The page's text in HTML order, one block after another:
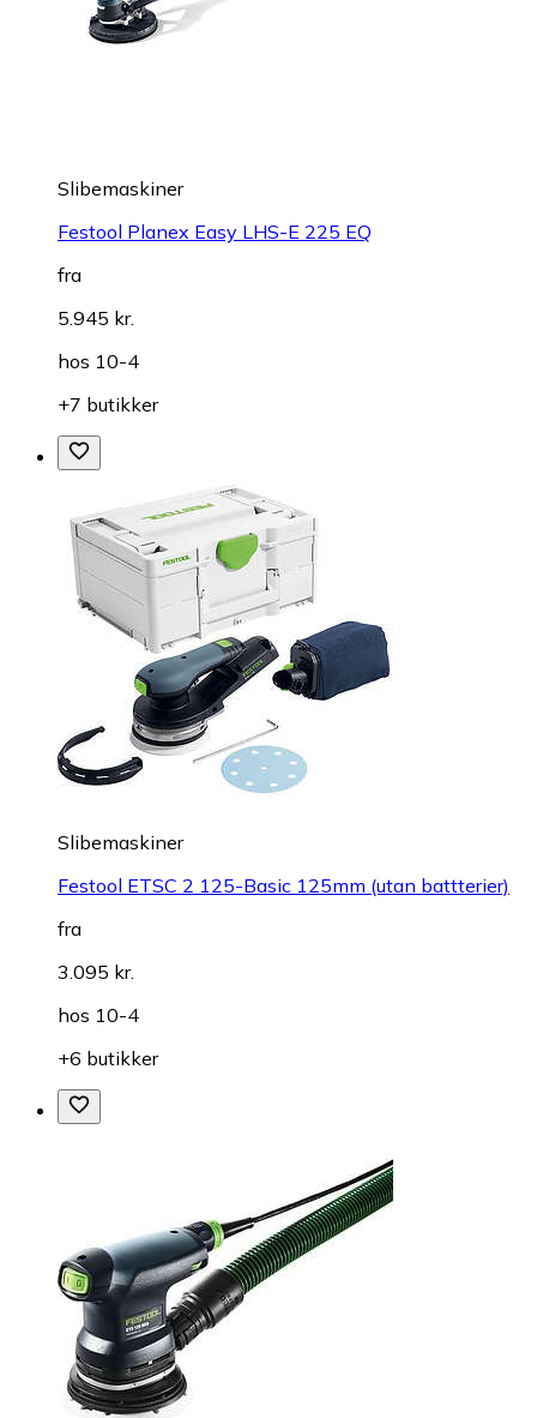
Slibemaskiner
Festool Planex Easy LHS-E 225 EQ
fra
5.945 kr.
hos 10-4
+7 butikker
Slibemaskiner
Festool ETSC 2 125-Basic 125mm (utan battterier)
fra
3.095 kr.
hos 10-4
+6 butikker